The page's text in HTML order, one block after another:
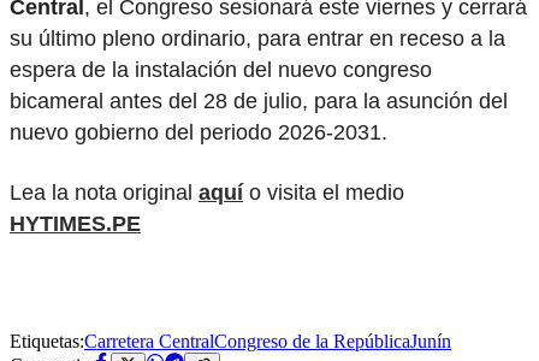
Central , el Congreso sesionará este viernes y cerrará
su último pleno ordinario, para entrar en receso a la
espera de la instalación del nuevo congreso
bicameral antes del 28 de julio, para la asunción del
nuevo gobierno del periodo 2026-2031.
Lea la nota original aquí o visita el medio
HYTIMES.PE
Etiquetas:Carretera CentralCongreso de la RepúblicaJunín